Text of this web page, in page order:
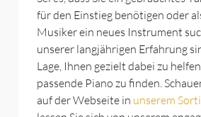
für den Einstieg benötigen oder
Musiker ein neues Instrument
unserer langjährigen Erfahrung
Lage, Ihnen gezielt dabei zu
passende Piano zu finden.
auf der Webseite in unserem